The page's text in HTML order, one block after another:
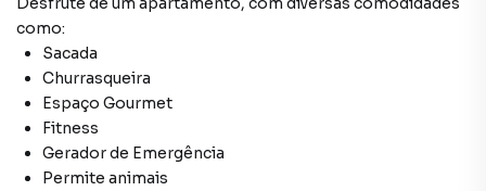
como:
Sacada
Churrasqueira
Espaço Gourmet
Fitness
Gerador de Emergência
Permite animais